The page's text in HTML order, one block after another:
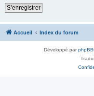
S’enregistrer
Accueil Index du forum
Développé parphpBB